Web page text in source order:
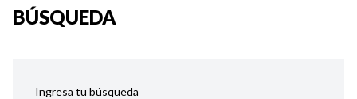
BÚSQUEDA
Ingresa tu búsqueda